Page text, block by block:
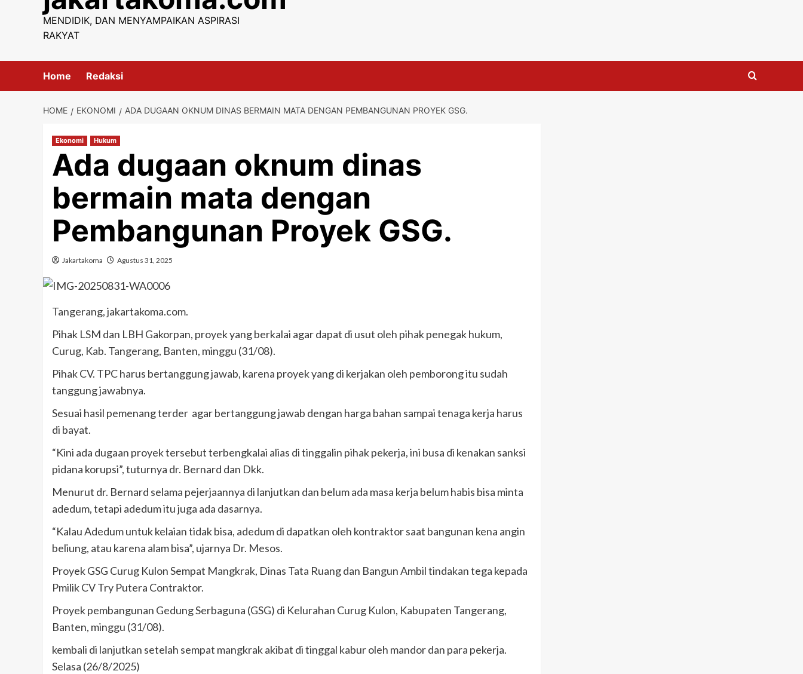
MENDIDIK, DAN MENYAMPAIKAN ASPIRASI
RAKYAT
Home Redaksi
HOME EKONOMI ADA DUGAAN OKNUM DINAS BERMAIN MATA DENGAN PEMBANGUNAN PROYEK GSG.
Ekonomi Hukum
Ada dugaan oknum dinas
bermain mata dengan
Pembangunan Proyek GSG.
Jakartakoma Agustus 31, 2025
Tangerang, jakartakoma.com.
Pihak LSM dan LBH Gakorpan, proyek yang berkalai agar dapat di usut oleh pihak penegak hukum,
Curug, Kab. Tangerang, Banten, minggu (31/08).
Pihak CV. TPC harus bertanggung jawab, karena proyek yang di kerjakan oleh pemborong itu sudah
tanggung jawabnya.
Sesuai hasil pemenang terder agar bertanggung jawab dengan harga bahan sampai tenaga kerja harus
di bayat.
“Kini ada dugaan proyek tersebut terbengkalai alias di tinggalin pihak pekerja, ini busa di kenakan sanksi
pidana korupsi”, tuturnya dr. Bernard dan Dkk.
Menurut dr. Bernard selama pejerjaannya di lanjutkan dan belum ada masa kerja belum habis bisa minta
adedum, tetapi adedum itu juga ada dasarnya.
“Kalau Adedum untuk kelaian tidak bisa, adedum di dapatkan oleh kontraktor saat bangunan kena angin
beliung, atau karena alam bisa”, ujarnya Dr. Mesos.
Proyek GSG Curug Kulon Sempat Mangkrak, Dinas Tata Ruang dan Bangun Ambil tindakan tega kepada
Pmilik CV Try Putera Contraktor.
Proyek pembangunan Gedung Serbaguna (GSG) di Kelurahan Curug Kulon, Kabupaten Tangerang,
Banten, minggu (31/08).
kembali di lanjutkan setelah sempat mangkrak akibat di tinggal kabur oleh mandor dan para pekerja.
Selasa (26/8/2025)